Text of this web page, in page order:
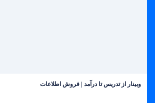
وبینار از تدریس تا درآمد | فروش اطلاعات